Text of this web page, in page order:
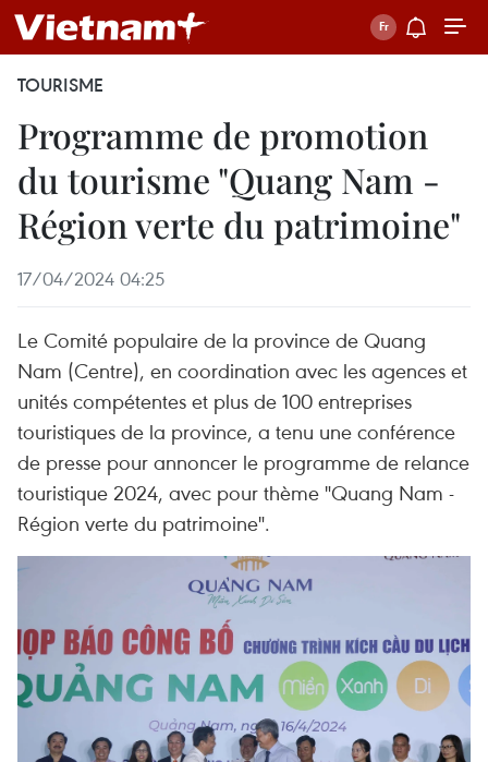
TOURISME
Programme de promotion
du tourisme "Quang Nam -
Région verte du patrimoine"
17/04/2024 04:25
Le Comité populaire de la province de Quang
Nam (Centre), en coordination avec les agences et
unités compétentes et plus de 100 entreprises
touristiques de la province, a tenu une conférence
de presse pour annoncer le programme de relance
touristique 2024, avec pour thème "Quang Nam -
Région verte du patrimoine".